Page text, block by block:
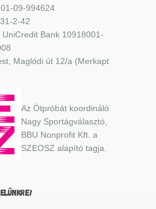
09-994624
2-42
Bank 10918001-
Maglódi út 12/a (Merkapt
Az Ötpróbát koordináló
Nagy Sportágválasztó,
BBU Nonprofit Kft. a
SZEOSZ alapító tagja.